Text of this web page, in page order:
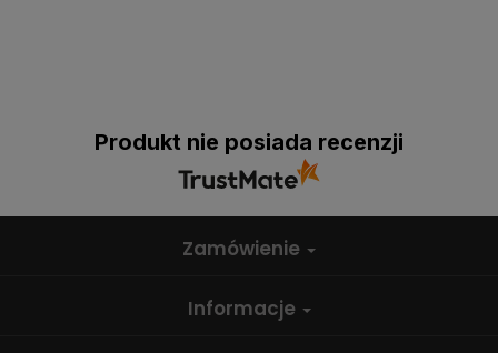
Produkt nie posiada recenzji
Zamówienie
Informacje